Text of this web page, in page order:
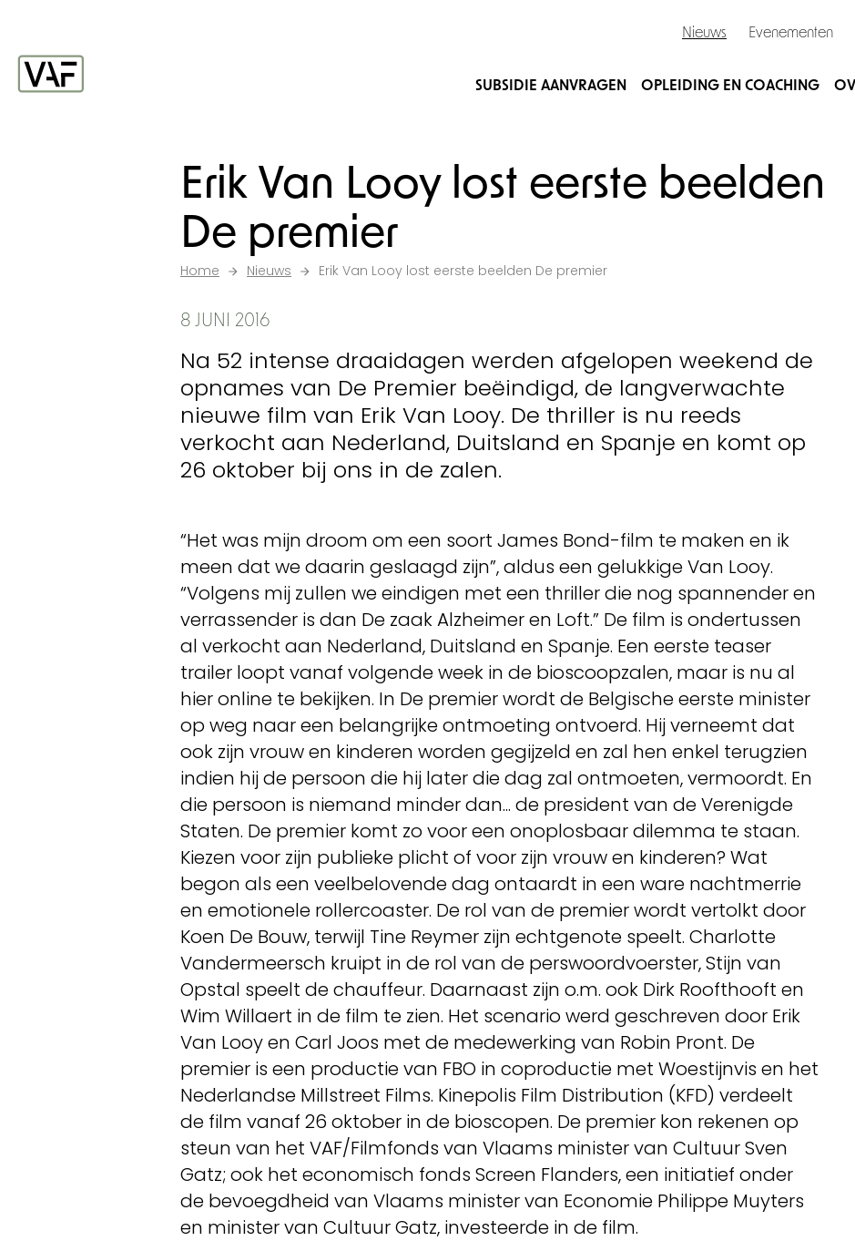
Nieuws Evenementen
SUBSIDIE AANVRAGEN OPLEIDING EN COACHING
Erik Van Looy lost eerste beelden
De premier
Home Nieuws Erik Van Looy lost eerste beelden De premier
8 JUNI 2016
Na 52 intense draaidagen werden afgelopen weekend de
opnames van De Premier beëindigd, de langverwachte
nieuwe film van Erik Van Looy. De thriller is nu reeds
verkocht aan Nederland, Duitsland en Spanje en komt op
26 oktober bij ons in de zalen.
“Het was mijn droom om een soort James Bond-film te maken en ik
meen dat we daarin geslaagd zijn”, aldus een gelukkige Van Looy.
“Volgens mij zullen we eindigen met een thriller die nog spannender en
verrassender is dan De zaak Alzheimer en Loft.” De film is ondertussen
al verkocht aan Nederland, Duitsland en Spanje. Een eerste teaser
trailer loopt vanaf volgende week in de bioscoopzalen, maar is nu al
hier online te bekijken. In De premier wordt de Belgische eerste minister
op weg naar een belangrijke ontmoeting ontvoerd. Hij verneemt dat
ook zijn vrouw en kinderen worden gegijzeld en zal hen enkel terugzien
indien hij de persoon die hij later die dag zal ontmoeten, vermoordt. En
die persoon is niemand minder dan... de president van de Verenigde
Staten. De premier komt zo voor een onoplosbaar dilemma te staan.
Kiezen voor zijn publieke plicht of voor zijn vrouw en kinderen? Wat
begon als een veelbelovende dag ontaardt in een ware nachtmerrie
en emotionele rollercoaster. De rol van de premier wordt vertolkt door
Koen De Bouw, terwijl Tine Reymer zijn echtgenote speelt. Charlotte
Vandermeersch kruipt in de rol van de perswoordvoerster, Stijn van
Opstal speelt de chauffeur. Daarnaast zijn o.m. ook Dirk Roofthooft en
Wim Willaert in de film te zien. Het scenario werd geschreven door Erik
Van Looy en Carl Joos met de medewerking van Robin Pront. De
premier is een productie van FBO in coproductie met Woestijnvis en het
Nederlandse Millstreet Films. Kinepolis Film Distribution (KFD) verdeelt
de film vanaf 26 oktober in de bioscopen. De premier kon rekenen op
steun van het VAF/Filmfonds van Vlaams minister van Cultuur Sven
Gatz; ook het economisch fonds Screen Flanders, een initiatief onder
de bevoegdheid van Vlaams minister van Economie Philippe Muyters
en minister van Cultuur Gatz, investeerde in de film.